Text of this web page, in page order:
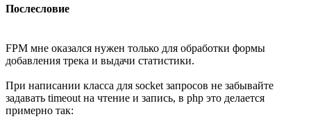
Послесловие
FPM мне оказался нужен только для обработки формы
добавления трека и выдачи статистики.
При написании класса для socket запросов не забывайте
задавать timeout на чтение и запись, в php это делается
примерно так: